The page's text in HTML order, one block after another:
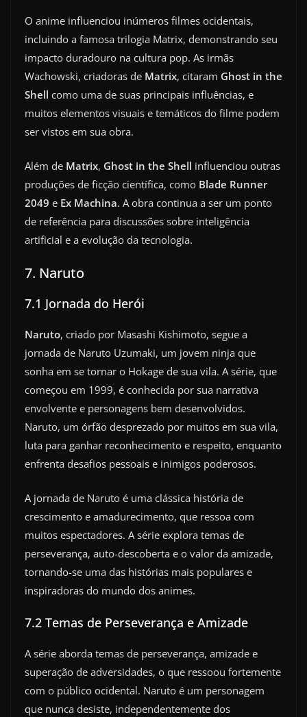
O anime influenciou inúmeros filmes ocidentais,
incluindo a famosa trilogia Matrix, demonstrando seu
impacto duradouro na cultura pop. As irmãs
Wachowski, criadoras de Matrix, citaram Ghost in the
Shell como uma de suas principais influências, e
muitos elementos visuais e temáticos do filme podem
ser vistos em sua obra.
Além de Matrix, Ghost in the Shell influenciou outras
produções de ficção científica, como Blade Runner
2049 e Ex Machina. A obra continua a ser um ponto
de referência para discussões sobre inteligência
artificial e a evolução da tecnologia.
7. Naruto
7.1 Jornada do Herói
Naruto, criado por Masashi Kishimoto, segue a
jornada de Naruto Uzumaki, um jovem ninja que
sonha em se tornar o Hokage de sua vila. A série, que
começou em 1999, é conhecida por sua narrativa
envolvente e personagens bem desenvolvidos.
Naruto, um órfão desprezado por muitos em sua vila,
luta para ganhar reconhecimento e respeito, enquanto
enfrenta desafios pessoais e inimigos poderosos.
A jornada de Naruto é uma clássica história de
crescimento e amadurecimento, que ressoa com
muitos espectadores. A série explora temas de
perseverança, auto-descoberta e o valor da amizade,
tornando-se uma das histórias mais populares e
inspiradoras do mundo dos animes.
7.2 Temas de Perseverança e Amizade
A série aborda temas de perseverança, amizade e
superação de adversidades, o que ressoou fortemente
com o público ocidental. Naruto é um personagem
que nunca desiste, independentemente dos